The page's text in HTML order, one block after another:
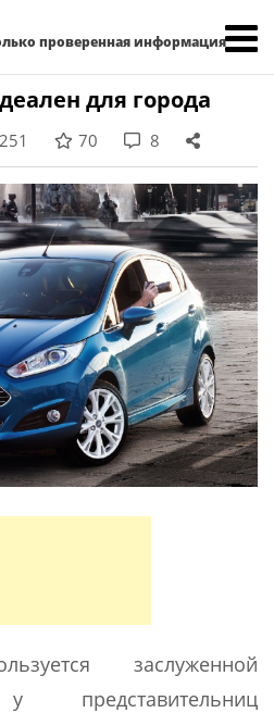
проверенная информация
для города
251 70 8
заслуженной
представительниц